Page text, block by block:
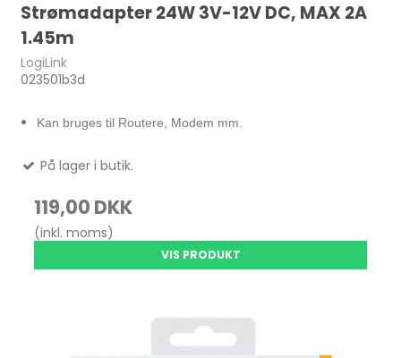
Strømadapter 24W 3V-12V DC, MAX 2A
1.45m
LogiLink
023501b3d
Kan bruges til Routere, Modem mm.
På lager i butik.
119,00 DKK
(inkl. moms)
VIS PRODUKT